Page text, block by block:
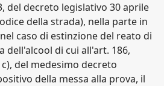
del decreto legislativo 30 aprile
della strada), nella parte in
caso di estinzione del reato di
dell'alcool di cui all'art. 186,
del medesimo decreto
della messa alla prova, il